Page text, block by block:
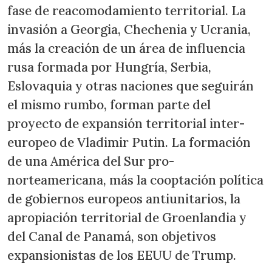
fase de reacomodamiento territorial. La
invasión a Georgia, Chechenia y Ucrania,
más la creación de un área de influencia
rusa formada por Hungría, Serbia,
Eslovaquia y otras naciones que seguirán
el mismo rumbo, forman parte del
proyecto de expansión territorial inter-
europeo de Vladimir Putin. La formación
de una América del Sur pro-
norteamericana, más la cooptación política
de gobiernos europeos antiunitarios, la
apropiación territorial de Groenlandia y
del Canal de Panamá, son objetivos
expansionistas de los EEUU de Trump.